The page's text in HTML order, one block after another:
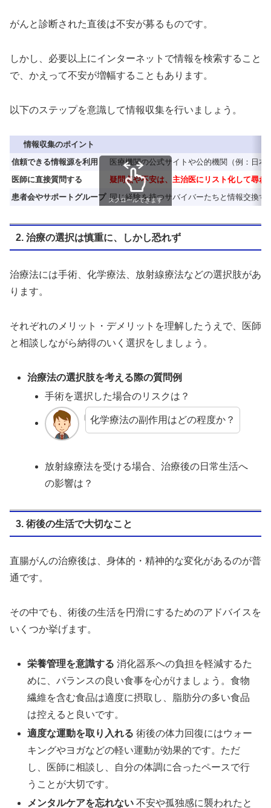
がんと診断された直後は不安が募るものです。
しかし、必要以上にインターネットで情報を検索すること
で、かえって不安が増幅することもあります。
以下のステップを意識して情報収集を行いましょう。
情報収集のポイント
信頼できる情報源を利用
医療機関の公式サイトや公的機関（例：日
医師に直接質問する
疑問点や不安は、主治医にリスト化して尋ね
患者会やサポートグループ 同じ経験を持つサバイバーたちと情報交換
スクロールできます
2. 治療の選択は慎重に、しかし恐れず
治療法には手術、化学療法、放射線療法などの選択肢があ
ります。
それぞれのメリット・デメリットを理解したうえで、医師
と相談しながら納得のいく選択をしましょう。
治療法の選択肢を考える際の質問例
手術を選択した場合のリスクは？
化学療法の副作用はどの程度か？
放射線療法を受ける場合、治療後の日常生活へ
の影響は？
3. 術後の生活で大切なこと
直腸がんの治療後は、身体的・精神的な変化があるのが普
通です。
その中でも、術後の生活を円滑にするためのアドバイスを
いくつか挙げます。
栄養管理を意識する 消化器系への負担を軽減するた
めに、バランスの良い食事を心がけましょう。食物
繊維を含む食品は適度に摂取し、脂肪分の多い食品
は控えると良いです。
適度な運動を取り入れる 術後の体力回復にはウォー
キングやヨガなどの軽い運動が効果的です。ただ
し、医師に相談し、自分の体調に合ったペースで行
うことが大切です。
メンタルケアを忘れない 不安や孤独感に襲われたと